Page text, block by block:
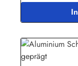
Schildern
und